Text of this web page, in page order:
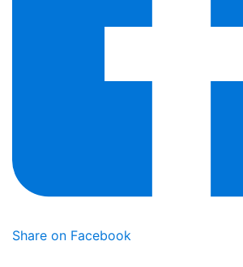
Share on Facebook